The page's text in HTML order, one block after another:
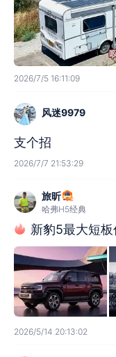
2026/7/5 16:11:09
风迷9979
支个招
2026/7/7 21:53:29
旅昕
哈弗H5经典
新豹5最大短
2026/5/14 20:13:02